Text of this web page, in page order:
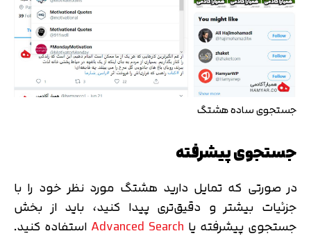
جستجوی ساده هشتگ
جستجوی پیشرفته
در صورتی که تمایل دارید هشتگ مورد نظر خود را با
جزئیات بیشتر و دقیق‌تری پیدا کنید، باید از بخش
جستجوی پیشرفته یا Advanced Search استفاده کنید.